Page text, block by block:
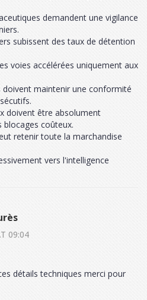
demandent une vigilance
subissent des taux de détention
voies accélérées uniquement aux
doivent maintenir une conformité
doivent être absolument
blocages coûteux.
retenir toute la marchandise
vers l'intelligence
09:04
détails techniques merci pour